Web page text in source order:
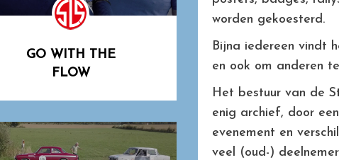
GO WITH THE
FLOW
worden gekoesterd.
Bijna iedereen vindt
en ook om anderen
Het bestuur van de
enig archief, door
evenement en
veel (oud-)